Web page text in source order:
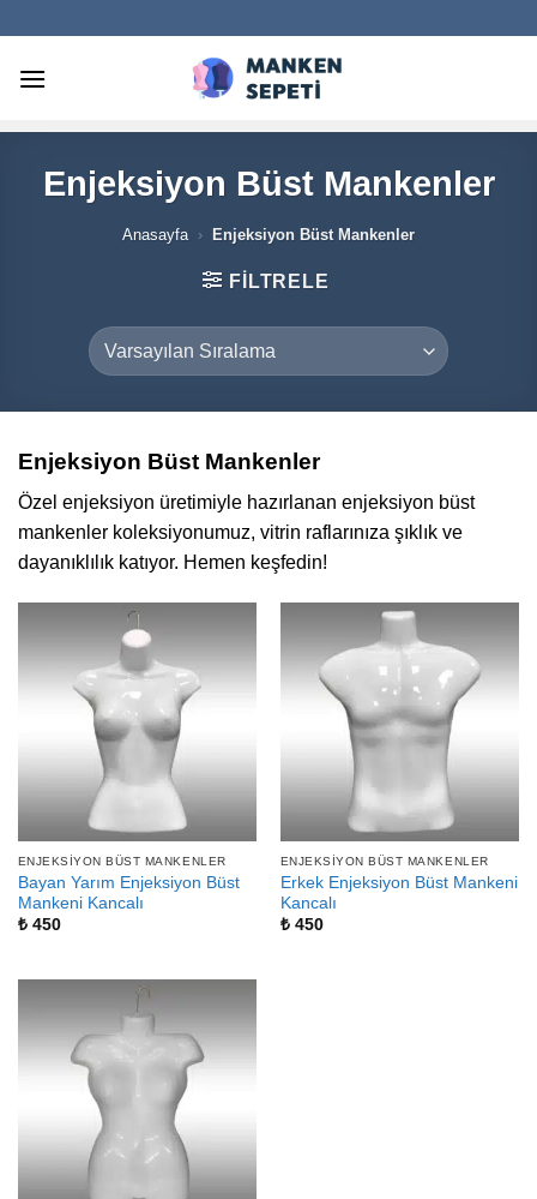
Enjeksiyon Büst Mankenler
Anasayfa › Enjeksiyon Büst Mankenler
FILTRELE
Enjeksiyon Büst Mankenler
Özel enjeksiyon üretimiyle hazırlanan enjeksiyon büst
mankenler koleksiyonumuz, vitrin raflarınıza şıklık ve
dayanıklılık katıyor. Hemen keşfedin!
ENJEKSIYON BÜST MANKENLER
Bayan Yarım Enjeksiyon Büst
Mankeni Kancalı
₺450
ENJEKSIYON BÜST MANKENLER
Erkek Enjeksiyon Büst Mankeni
Kancalı
₺450